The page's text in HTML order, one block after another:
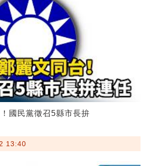
國民黨徵召5縣市長拚
13:40